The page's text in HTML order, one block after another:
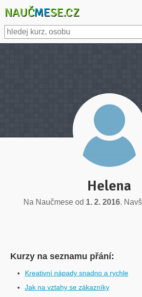
NAUČMESE.CZ
Helena
Na Naučmese od 1. 2. 2016.
Kurzy na seznamu přání:
Kreativní nápady snadno a rychle
Jak na vztahy se zákazníky